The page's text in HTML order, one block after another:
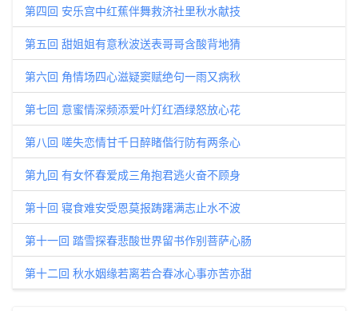
第四回 安乐宫中红蕉伴舞救济社里秋水献技
第五回 甜姐姐有意秋波送表哥哥含酸背地猜
第六回 角情场四心滋疑窦赋绝句一雨又病秋
第七回 意蜜情深频添爱叶灯红酒绿怒放心花
第八回 嗟失恋情甘千日醉睹偕行防有两条心
第九回 有女怀春爱成三角抱君逃火奋不顾身
第十回 寝食难安受恩莫报踌躇满志止水不波
第十一回 踏雪探春悲酸世界留书作别菩萨心肠
第十二回 秋水姻缘若离若合春冰心事亦苦亦甜